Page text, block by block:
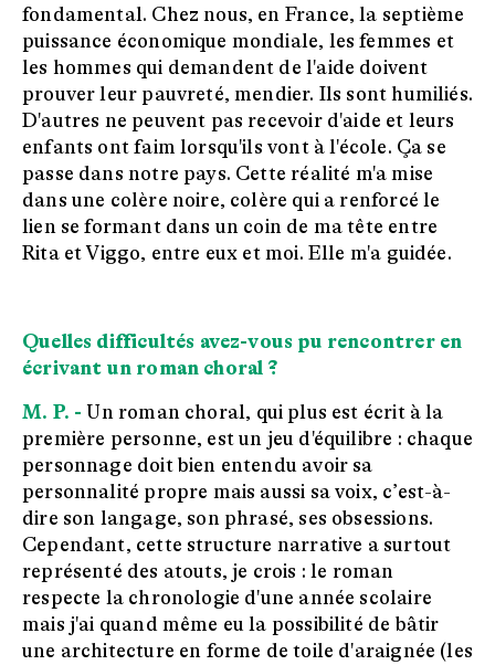
fondamental. Chez nous, en France, la septième
puissance économique mondiale, les femmes et
les hommes qui demandent de l'aide doivent
prouver leur pauvreté, mendier. Ils sont humiliés.
D'autres ne peuvent pas recevoir d'aide et leurs
enfants ont faim lorsqu'ils vont à l'école. Ça se
passe dans notre pays. Cette réalité m'a mise
dans une colère noire, colère qui a renforcé le
lien se formant dans un coin de ma tête entre
Rita et Viggo, entre eux et moi. Elle m'a guidée.
Quelles difficultés avez-vous pu rencontrer en
écrivant un roman choral ?
M. P. - Un roman choral, qui plus est écrit à la
première personne, est un jeu d'équilibre : chaque
personnage doit bien entendu avoir sa
personnalité propre mais aussi sa voix, c’est-à-
dire son langage, son phrasé, ses obsessions.
Cependant, cette structure narrative a surtout
représenté des atouts, je crois : le roman
respecte la chronologie d'une année scolaire
mais j'ai quand même eu la possibilité de bâtir
une architecture en forme de toile d'araignée (les